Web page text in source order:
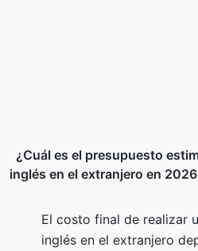
¿Cuál es el presupuesto
inglés en el extranjero en
El costo final de realizar
inglés en el extranjero